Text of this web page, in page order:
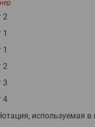
2
1
1
2
3
4
используемая в